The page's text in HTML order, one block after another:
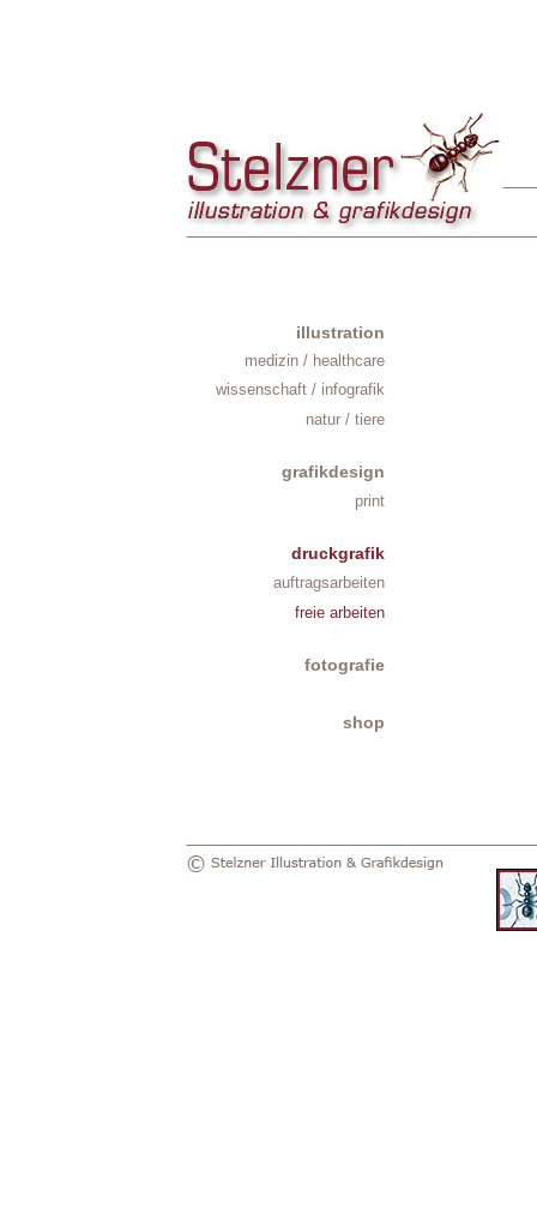
shop
fotografie
freie arbeiten
auftragsarbeiten
druckgrafik
print
grafikdesign
natur / tiere
wissenschaft / infografik
medizin / healthcare
illustration